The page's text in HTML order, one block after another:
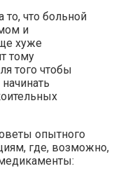
то, что больной
и
хуже
тому
того чтобы
опытного
где, возможно,